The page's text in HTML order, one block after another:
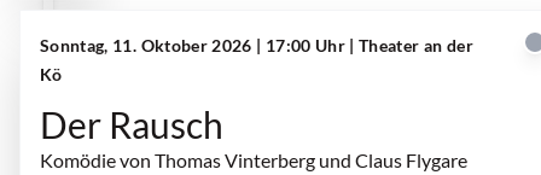
Sonntag, 11. Oktober 2026 | 17:00 Uhr | Theater an der
Kö
Der Rausch
Komödie von Thomas Vinterberg und Claus Flygare